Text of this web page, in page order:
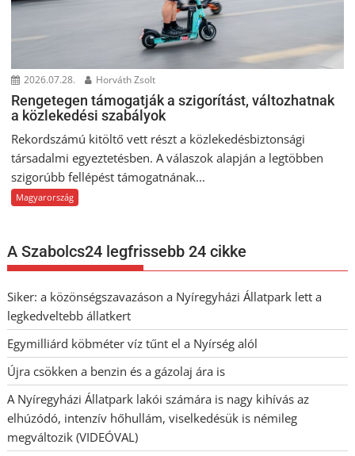
2026.07.28. Horváth Zsolt
Rengetegen támogatják a szigorítást, változhatnak
a közlekedési szabályok
Rekordszámú kitöltő vett részt a közlekedésbiztonsági
társadalmi egyeztetésben. A válaszok alapján a legtöbben
szigorúbb fellépést támogatnának...
Magyarország
A Szabolcs24 legfrissebb 24 cikke
Siker: a közönségszavazáson a Nyíregyházi Állatpark lett a
legkedveltebb állatkert
Egymilliárd köbméter víz tűnt el a Nyírség alól
Újra csökken a benzin és a gázolaj ára is
A Nyíregyházi Állatpark lakói számára is nagy kihívás az
elhúzódó, intenzív hőhullám, viselkedésük is némileg
megváltozik (VIDEÓVAL)